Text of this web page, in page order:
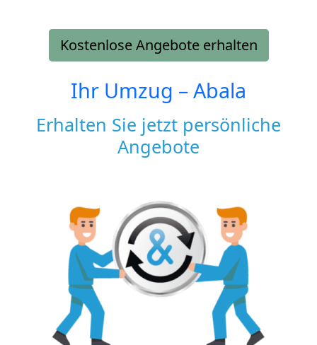
Kostenlose Angebote erhalten
Ihr Umzug –Abala
Erhalten Sie jetzt persönliche
Angebote